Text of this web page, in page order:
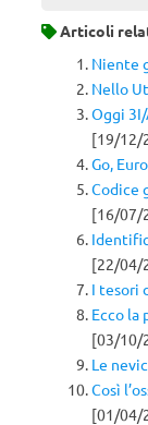
Articoli
Niente
Nello
Oggi
[19/12/
Go,
Codice
[16/07/
[22/04/
I tesori
Ecco la
[03/10/
Le
Così
[01/04/